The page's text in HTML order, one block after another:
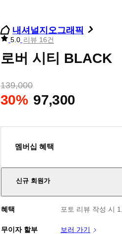
내셔널지오그래픽
리
별
점
5.0 리뷰 16건
로버 시티 BLACK
139,000
30% 97,300
멤버십 혜택
신규 회원가
판매가
혜택 포토 리뷰 작성 시
무이자 할부 보러 가기